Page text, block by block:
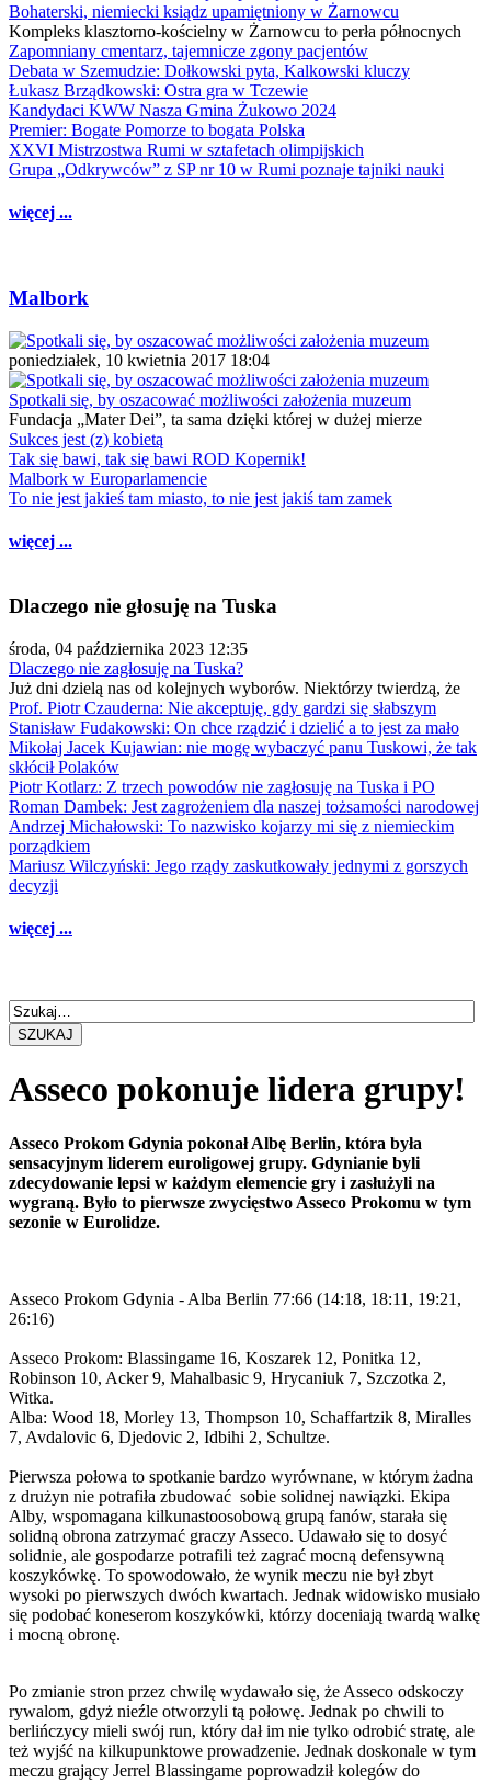
Bohaterski, niemiecki ksiądz upamiętniony w Żarnowcu
Kompleks klasztorno-kościelny w Żarnowcu to perła północnych
Zapomniany cmentarz, tajemnicze zgony pacjentów
Debata w Szemudzie: Dołkowski pyta, Kalkowski kluczy
Łukasz Brządkowski: Ostra gra w Tczewie
Kandydaci KWW Nasza Gmina Żukowo 2024
Premier: Bogate Pomorze to bogata Polska
XXVI Mistrzostwa Rumi w sztafetach olimpijskich
Grupa „Odkrywców” z SP nr 10 w Rumi poznaje tajniki nauki
więcej ...
Malbork
poniedziałek, 10 kwietnia 2017 18:04
Spotkali się, by oszacować możliwości założenia muzeum
Fundacja „Mater Dei”, ta sama dzięki której w dużej mierze
Sukces jest (z) kobietą
Tak się bawi, tak się bawi ROD Kopernik!
Malbork w Europarlamencie
To nie jest jakieś tam miasto, to nie jest jakiś tam zamek
więcej ...
Dlaczego nie głosuję na Tuska
środa, 04 października 2023 12:35
Dlaczego nie zagłosuję na Tuska?
Już dni dzielą nas od kolejnych wyborów. Niektórzy twierdzą, że
Prof. Piotr Czauderna: Nie akceptuję, gdy gardzi się słabszym
Stanisław Fudakowski: On chce rządzić i dzielić a to jest za mało
Mikołaj Jacek Kujawian: nie mogę wybaczyć panu Tuskowi, że tak
skłócił Polaków
Piotr Kotlarz: Z trzech powodów nie zagłosuję na Tuska i PO
Roman Dambek: Jest zagrożeniem dla naszej tożsamości narodowej
Andrzej Michałowski: To nazwisko kojarzy mi się z niemieckim
porządkiem
Mariusz Wilczyński: Jego rządy zaskutkowały jednymi z gorszych
decyzji
więcej ...
SZUKAJ
Asseco pokonuje lidera grupy!
Asseco Prokom Gdynia pokonał Albę Berlin, która była
sensacyjnym liderem euroligowej grupy. Gdynianie byli
zdecydowanie lepsi w każdym elemencie gry i zasłużyli na
wygraną. Było to pierwsze zwycięstwo Asseco Prokomu w tym
sezonie w Eurolidze.
Asseco Prokom Gdynia - Alba Berlin 77:66 (14:18, 18:11, 19:21,
26:16)
Asseco Prokom: Blassingame 16, Koszarek 12, Ponitka 12,
Robinson 10, Acker 9, Mahalbasic 9, Hrycaniuk 7, Szczotka 2,
Witka.
Alba: Wood 18, Morley 13, Thompson 10, Schaffartzik 8, Miralles
7, Avdalovic 6, Djedovic 2, Idbihi 2, Schultze.
Pierwsza połowa to spotkanie bardzo wyrównane, w którym żadna
z drużyn nie potrafiła zbudować sobie solidnej nawiązki. Ekipa
Alby, wspomagana kilkunastoosobową grupą fanów, starała się
solidną obrona zatrzymać graczy Asseco. Udawało się to dosyć
solidnie, ale gospodarze potrafili też zagrać mocną defensywną
koszykówkę. To spowodowało, że wynik meczu nie był zbyt
wysoki po pierwszych dwóch kwartach. Jednak widowisko musiało
się podobać koneserom koszykówki, którzy doceniają twardą walkę
i mocną obronę.
Po zmianie stron przez chwilę wydawało się, że Asseco odskoczy
rywalom, gdyż nieźle otworzyli tą połowę. Jednak po chwili to
berlińczycy mieli swój run, który dał im nie tylko odrobić stratę, ale
też wyjść na kilkupunktowe prowadzenie. Jednak doskonale w tym
meczu grający Jerrel Blassingame poprowadził kolegów do